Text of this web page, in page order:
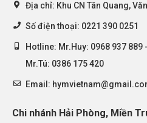
Địa chỉ: Khu CN Tân Quang,
Số điện thoại: 0221 390 0251
Hotline: Mr.Huy: 0968 937 889
Mr.Tú: 0386 175 420
Email:
Chi nhánh Hải Phòng, Miền